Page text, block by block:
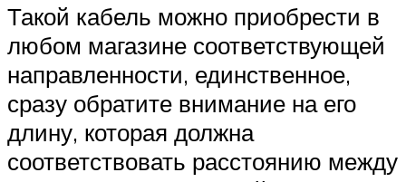
Такой кабель можно приобрести в
любом магазине соответствующей
направленности, единственное,
сразу обратите внимание на его
длину, которая должна
соответствовать расстоянию между